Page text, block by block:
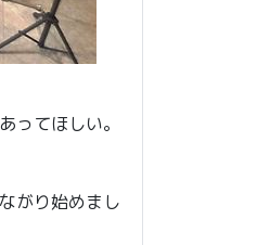
ってほしい。
がり始めまし